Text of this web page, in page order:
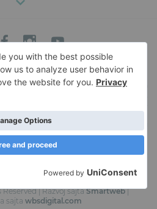
u svrhu zabave i opšte informacije, i nije
ili profesionalni savet. Nismo odgovorni za
usled korišćenja informacija sa sajta.
sadržaju veb-sajta, i pravima i obavezama u
korišćenja. Naš veb-sajt koristi kolačiće
u vašem pretraživaču. Korišćenje ovog
na upotrebu kolačića. Da saznate više o
| Razvoj sajtaSmartweb|
sajta wbsdigital.com